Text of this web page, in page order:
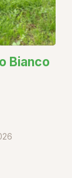
Bianco